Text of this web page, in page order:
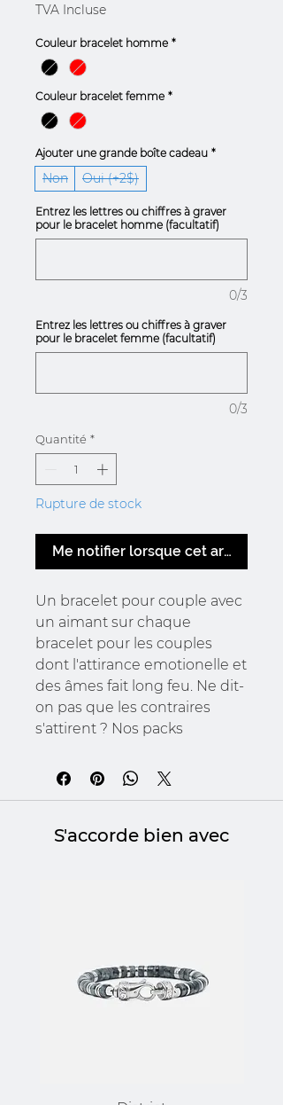
TVA Incluse
Couleur bracelet homme *
Couleur bracelet femme *
Ajouter une grande boîte cadeau *
Non Oui (+2$)
Entrez les lettres ou chiffres à graver
pour le bracelet homme (facultatif)
0/3
Entrez les lettres ou chiffres à graver
pour le bracelet femme (facultatif)
0/3
Quantité *
Rupture de stock
Me notifier lorsque cet article est
Un bracelet pour couple avec
un aimant sur chaque
bracelet pour les couples
dont l'attirance emotionelle et
des âmes fait long feu. Ne dit-
on pas que les contraires
s'attirent ? Nos packs
fermement connecté mais
* En cordon de très haute
S'accorde bien avec